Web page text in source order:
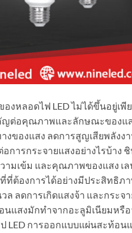
งหลอดไฟ LED ไม่ได้ขึ้นอยู่เพี
ญต่อคุณภาพและลักษณะของแ
ของแสง ลดการสูญเสียพลังง
การกระจายแสงอย่างไรบ้าง
ามเข้ม และคุณภาพของแสง เ
ที่ต้องการได้อย่างมีประสิทธิภ
ลดการเกิดแสงจ้า และกระจ
นแสงมักทำจากอะลูมิเนียมหรื
LED การออกแบบแผ่นสะท้อน